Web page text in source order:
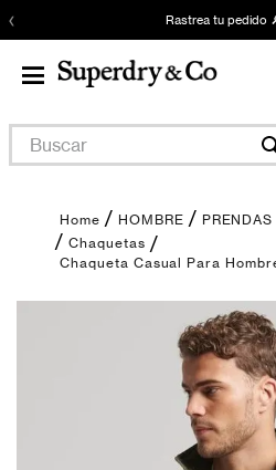
‹ Rastrea tu pedido
Buscar
HOMBRE
Chaquetas
Chaqueta Casual Para